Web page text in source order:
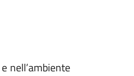
nell’ambiente